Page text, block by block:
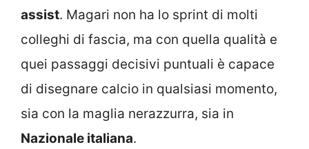
assist. Magari non ha lo sprint di molti
colleghi di fascia, ma con quella qualità e
quei passaggi decisivi puntuali è capace
di disegnare calcio in qualsiasi momento,
sia con la maglia nerazzurra, sia in
Nazionale italiana.